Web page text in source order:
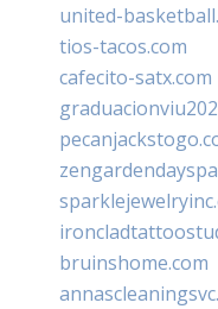
united-
tios-tacos.com
cafecito-satx.com
bruinshome.com